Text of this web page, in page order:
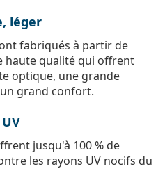
léger
fabriqués à partir de
haute qualité qui offrent
optique, une grande
grand confort.
jusqu'à 100 % de
les rayons UV nocifs du